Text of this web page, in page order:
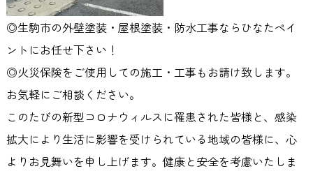
◎生駒市の外壁塗装・屋根塗装・防水工事ならひなたペイ
ントにお任せ下さい！
◎火災保険をご使用しての施工・工事もお請け致します。
お気軽にご相談ください。
このたびの新型コロナウィルスに罹患された皆様と、感染
拡大により生活に影響を受けられている地域の皆様に、心
よりお見舞いを申し上げます。健康と安全を考慮いたしま